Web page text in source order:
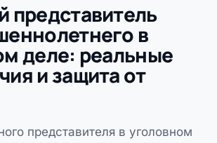
представитель
в
деле: реальные
и защита от
представителя в уголовном